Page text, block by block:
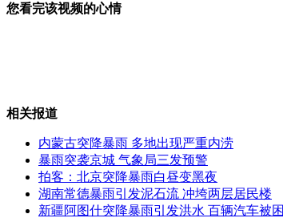
叙利亚电视台公布首都激战后画面
老人酷暑领消暑绿豆 网友称该发钱
您看完该视频的心情
相关报道
内蒙古突降暴雨 多地出现严重内涝
暴雨突袭京城 气象局三发预警
拍客：北京突降暴雨白昼变黑夜
湖南常德暴雨引发泥石流 冲垮两层居民楼
新疆阿图什突降暴雨引发洪水 百辆汽车被困